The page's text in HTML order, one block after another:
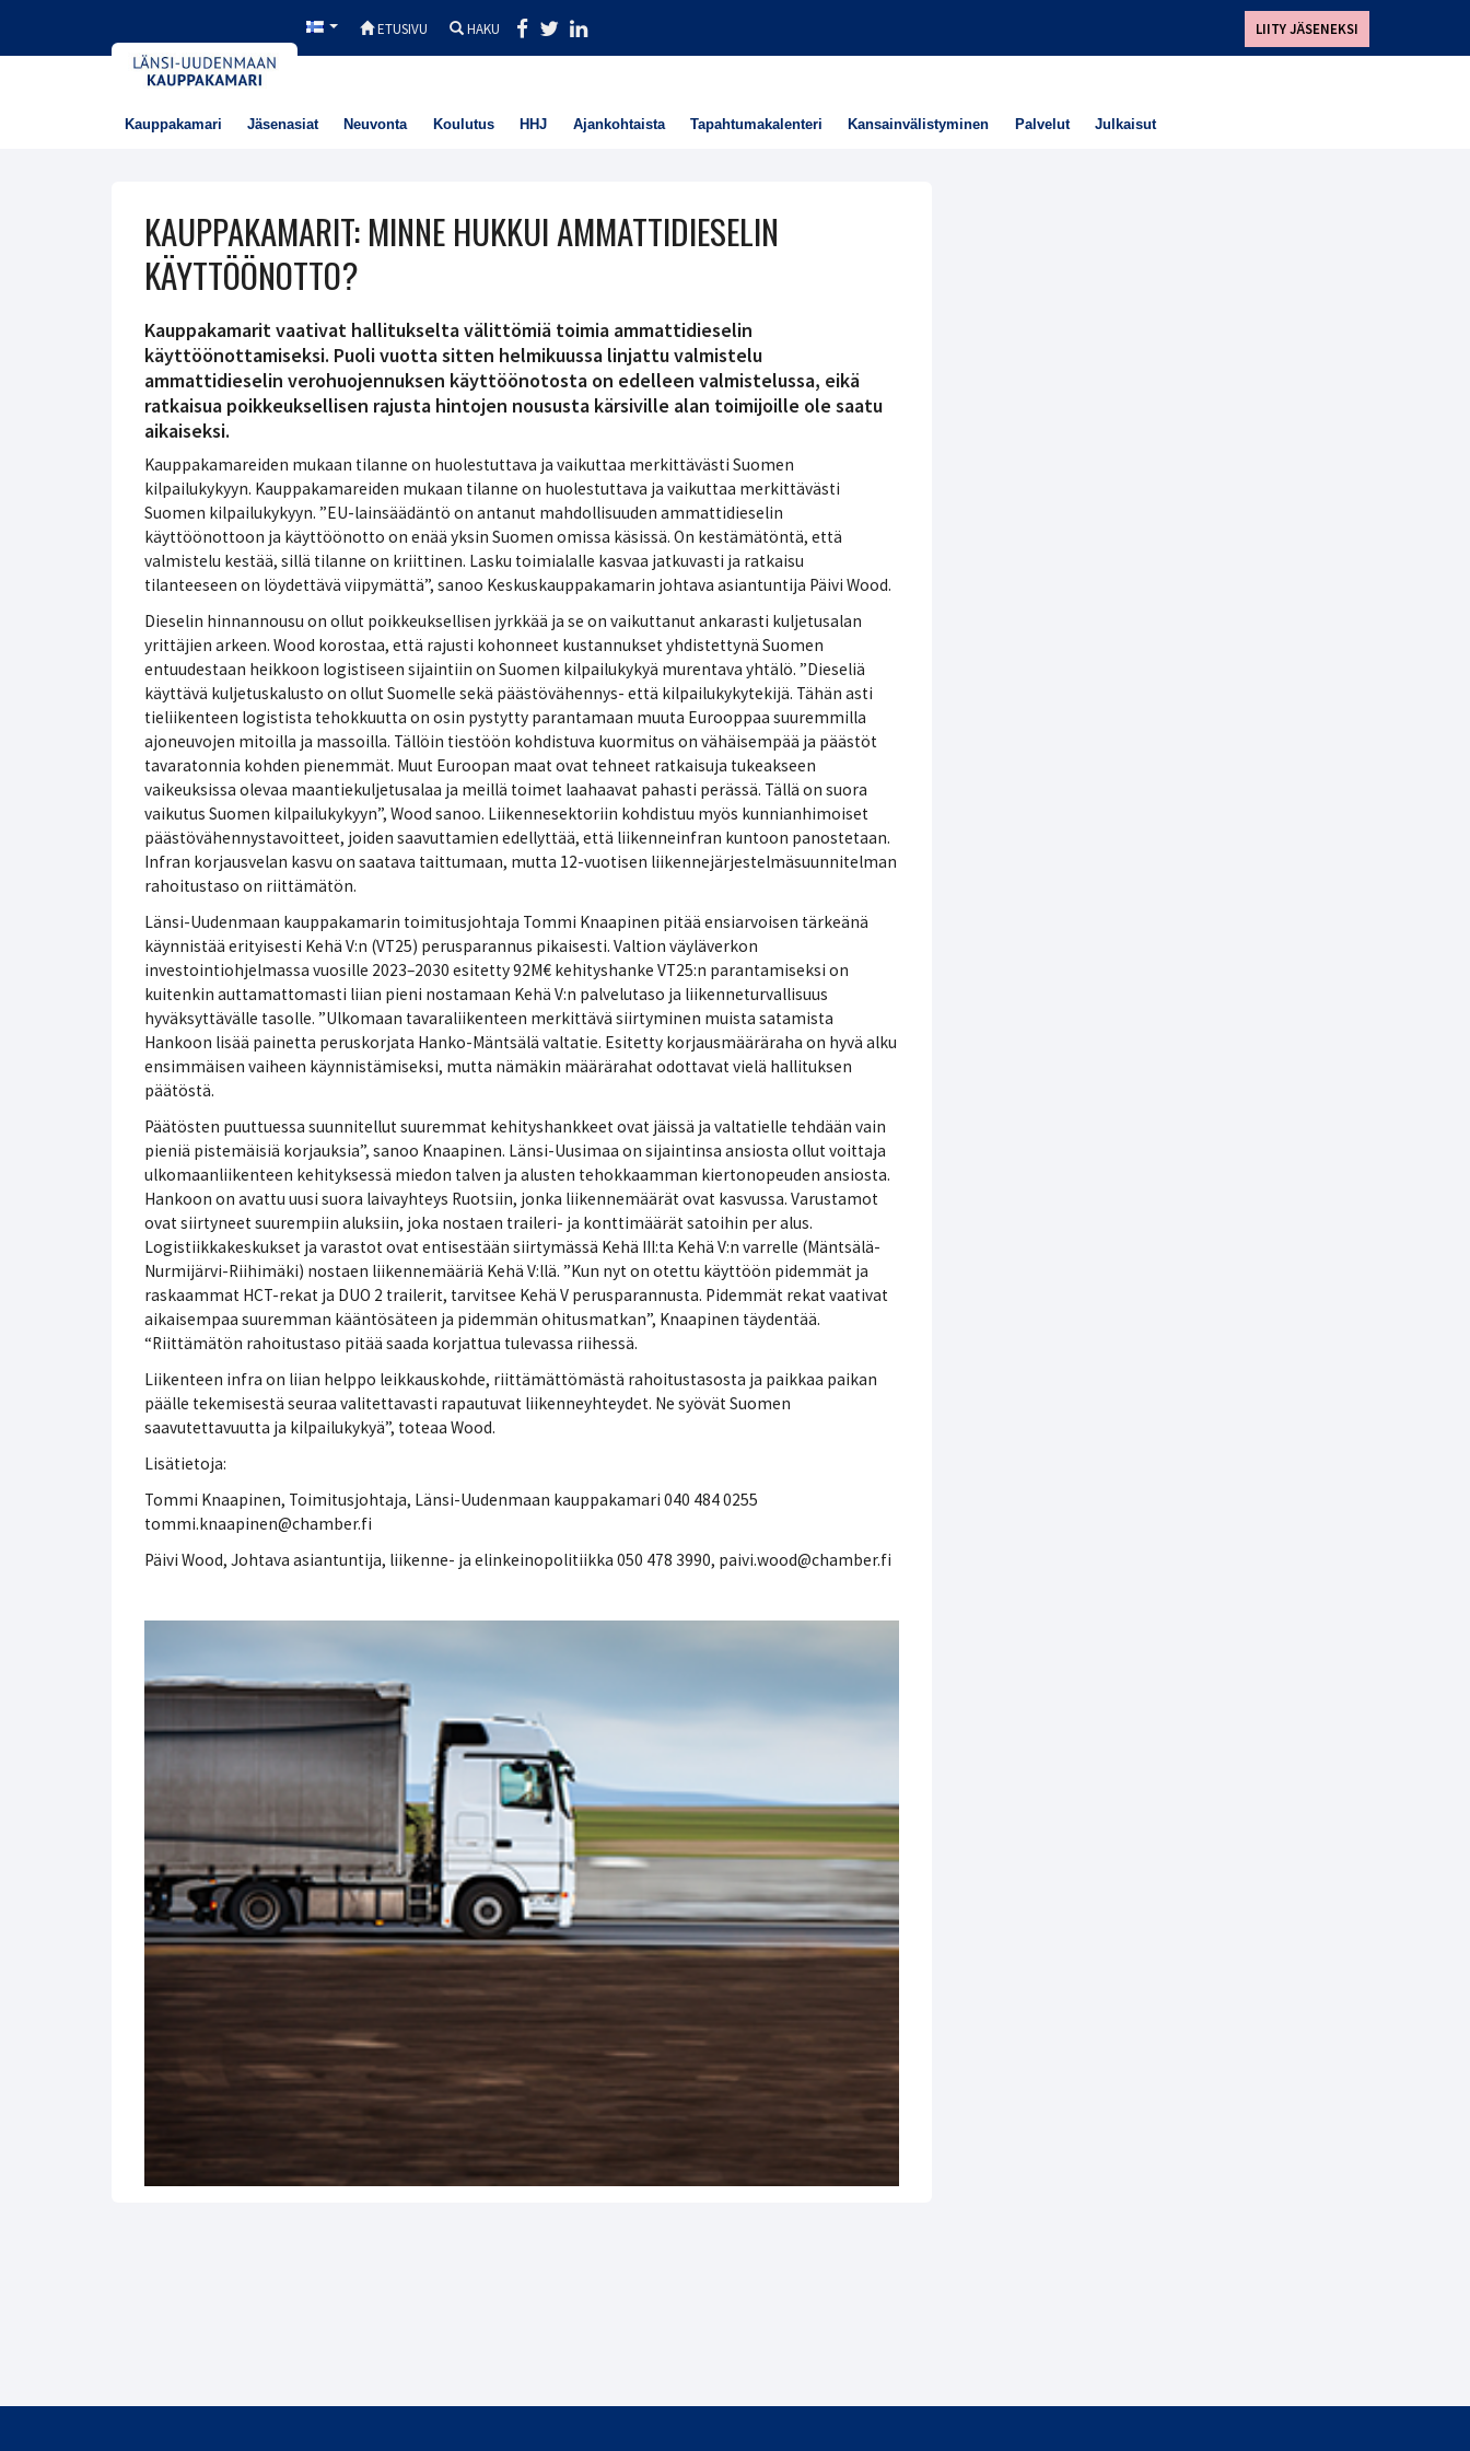
ETUSIVU HAKU LIITY JÄSENEKSI
Kauppakamari Jäsenasiat Neuvonta Koulutus HHJ Ajankohtaista Tapahtumakalenteri Kansainvälistyminen Palvelut Julkaisut
KAUPPAKAMARIT: MINNE HUKKUI AMMATTIDIESELIN
KÄYTTÖÖNOTTO?
Kauppakamarit vaativat hallitukselta välittömiä toimia ammattidieselin
käyttöönottamiseksi. Puoli vuotta sitten helmikuussa linjattu valmistelu
ammattidieselin verohuojennuksen käyttöönotosta on edelleen valmistelussa, eikä
ratkaisua poikkeuksellisen rajusta hintojen noususta kärsiville alan toimijoille ole saatu
aikaiseksi.
Kauppakamareiden mukaan tilanne on huolestuttava ja vaikuttaa merkittävästi Suomen
kilpailukykyyn. Kauppakamareiden mukaan tilanne on huolestuttava ja vaikuttaa merkittävästi
Suomen kilpailukykyyn. ”EU-lainsäädäntö on antanut mahdollisuuden ammattidieselin
käyttöönottoon ja käyttöönotto on enää yksin Suomen omissa käsissä. On kestämätöntä, että
valmistelu kestää, sillä tilanne on kriittinen. Lasku toimialalle kasvaa jatkuvasti ja ratkaisu
tilanteeseen on löydettävä viipymättä”, sanoo Keskuskauppakamarin johtava asiantuntija Päivi Wood.
Dieselin hinnannousu on ollut poikkeuksellisen jyrkkää ja se on vaikuttanut ankarasti kuljetusalan
yrittäjien arkeen. Wood korostaa, että rajusti kohonneet kustannukset yhdistettynä Suomen
entuudestaan heikkoon logistiseen sijaintiin on Suomen kilpailukykyä murentava yhtälö. ”Dieseliä
käyttävä kuljetuskalusto on ollut Suomelle sekä päästövähennys- että kilpailukykytekijä. Tähän asti
tieliikenteen logistista tehokkuutta on osin pystytty parantamaan muuta Eurooppaa suuremmilla
ajoneuvojen mitoilla ja massoilla. Tällöin tiestöön kohdistuva kuormitus on vähäisempää ja päästöt
tavaratonnia kohden pienemmät. Muut Euroopan maat ovat tehneet ratkaisuja tukeakseen
vaikeuksissa olevaa maantiekuljetusalaa ja meillä toimet laahaavat pahasti perässä. Tällä on suora
vaikutus Suomen kilpailukykyyn”, Wood sanoo. Liikennesektoriin kohdistuu myös kunnianhimoiset
päästövähennystavoitteet, joiden saavuttamien edellyttää, että liikenneinfran kuntoon panostetaan.
Infran korjausvelan kasvu on saatava taittumaan, mutta 12-vuotisen liikennejärjestelmäsuunnitelman
rahoitustaso on riittämätön.
Länsi-Uudenmaan kauppakamarin toimitusjohtaja Tommi Knaapinen pitää ensiarvoisen tärkeänä
käynnistää erityisesti Kehä V:n (VT25) perusparannus pikaisesti. Valtion väyläverkon
investointiohjelmassa vuosille 2023–2030 esitetty 92M€ kehityshanke VT25:n parantamiseksi on
kuitenkin auttamattomasti liian pieni nostamaan Kehä V:n palvelutaso ja liikenneturvallisuus
hyväksyttävälle tasolle. ”Ulkomaan tavaraliikenteen merkittävä siirtyminen muista satamista
Hankoon lisää painetta peruskorjata Hanko-Mäntsälä valtatie. Esitetty korjausmääräraha on hyvä alku
ensimmäisen vaiheen käynnistämiseksi, mutta nämäkin määrärahat odottavat vielä hallituksen
päätöstä.
Päätösten puuttuessa suunnitellut suuremmat kehityshankkeet ovat jäissä ja valtatielle tehdään vain
pieniä pistemäisiä korjauksia”, sanoo Knaapinen. Länsi-Uusimaa on sijaintinsa ansiosta ollut voittaja
ulkomaanliikenteen kehityksessä miedon talven ja alusten tehokkaamman kiertonopeuden ansiosta.
Hankoon on avattu uusi suora laivayhteys Ruotsiin, jonka liikennemäärät ovat kasvussa. Varustamot
ovat siirtyneet suurempiin aluksiin, joka nostaen traileri- ja konttimäärät satoihin per alus.
Logistiikkakeskukset ja varastot ovat entisestään siirtymässä Kehä III:ta Kehä V:n varrelle (Mäntsälä-
Nurmijärvi-Riihimäki) nostaen liikennemääriä Kehä V:llä. ”Kun nyt on otettu käyttöön pidemmät ja
raskaammat HCT-rekat ja DUO 2 trailerit, tarvitsee Kehä V perusparannusta. Pidemmät rekat vaativat
aikaisempaa suuremman kääntösäteen ja pidemmän ohitusmatkan”, Knaapinen täydentää.
“Riittämätön rahoitustaso pitää saada korjattua tulevassa riihessä.
Liikenteen infra on liian helppo leikkauskohde, riittämättömästä rahoitustasosta ja paikkaa paikan
päälle tekemisestä seuraa valitettavasti rapautuvat liikenneyhteydet. Ne syövät Suomen
saavutettavuutta ja kilpailukykyä”, toteaa Wood.
Lisätietoja:
Tommi Knaapinen, Toimitusjohtaja, Länsi-Uudenmaan kauppakamari 040 484 0255
tommi.knaapinen@chamber.fi
Päivi Wood, Johtava asiantuntija, liikenne- ja elinkeinopolitiikka 050 478 3990, paivi.wood@chamber.fi